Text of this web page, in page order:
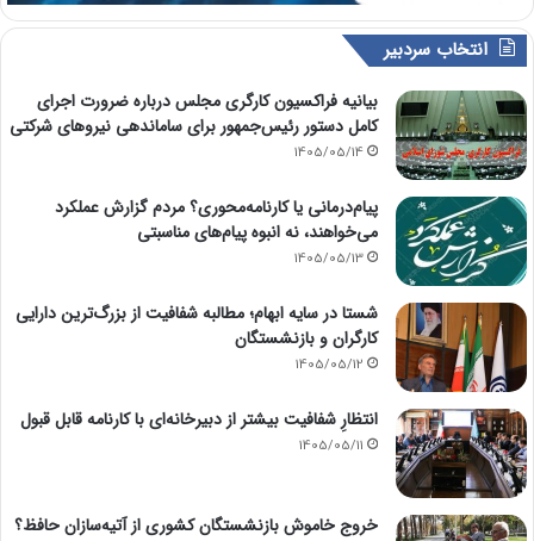
انتخاب سردبیر
بیانیه فراکسیون کارگری مجلس درباره ضرورت اجرای
کامل دستور رئیس‌جمهور برای ساماندهی نیروهای شرکتی
1405/05/14
پیام‌درمانی یا کارنامه‌محوری؟ مردم گزارش عملکرد
می‌خواهند، نه انبوه پیام‌های مناسبتی
1405/05/13
شستا در سایه ابهام؛ مطالبه شفافیت از بزرگ‌ترین دارایی
کارگران و بازنشستگان
1405/05/12
انتظارِ شفافیت بیشتر از دبیرخانه‌ای با کارنامه قابل قبول
1405/05/11
خروج خاموش بازنشستگان کشوری از آتیه‌سازان حافظ؟